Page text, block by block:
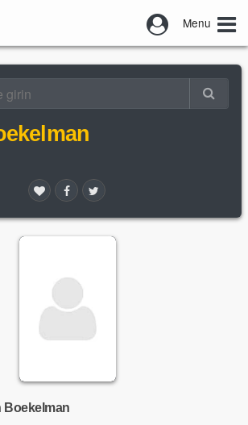
Menu
Boekelman